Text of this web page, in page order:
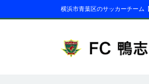
横浜市青葉区のサッカーチーム